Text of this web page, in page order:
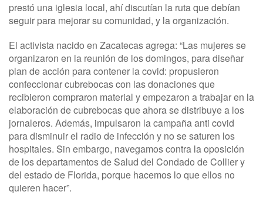
prestó una iglesia local, ahí discutían la ruta que debían
seguir para mejorar su comunidad, y la organización.
El activista nacido en Zacatecas agrega: “Las mujeres se
organizaron en la reunión de los domingos, para diseñar
plan de acción para contener la covid: propusieron
confeccionar cubrebocas con las donaciones que
recibieron compraron material y empezaron a trabajar en la
elaboración de cubrebocas que ahora se distribuye a los
jornaleros. Además, impulsaron la campaña anti covid
para disminuir el radio de infección y no se saturen los
hospitales. Sin embargo, navegamos contra la oposición
de los departamentos de Salud del Condado de Collier y
del estado de Florida, porque hacemos lo que ellos no
quieren hacer”.